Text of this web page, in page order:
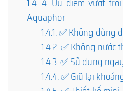
Aquaphor
1.4.1.✅ Không dùng
1.4.2.✅ Không nước
1.4.3.✅ Sử dụng
1.4.4.✅ Giữ lại